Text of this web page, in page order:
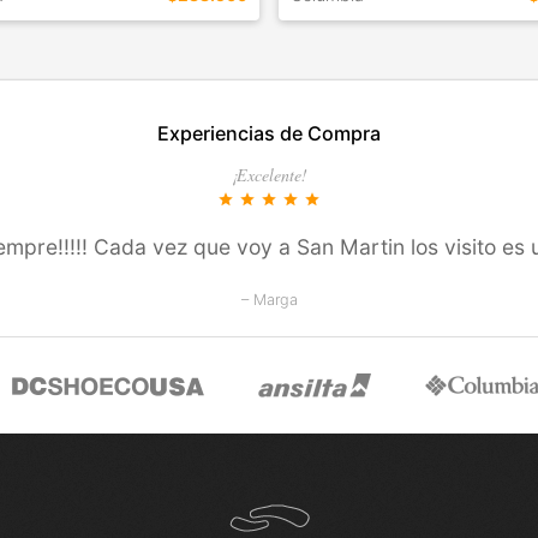
Experiencias de Compra
¡Excelente!
star star star star star
Cada vez que voy a San Martin los visito es
– Marga